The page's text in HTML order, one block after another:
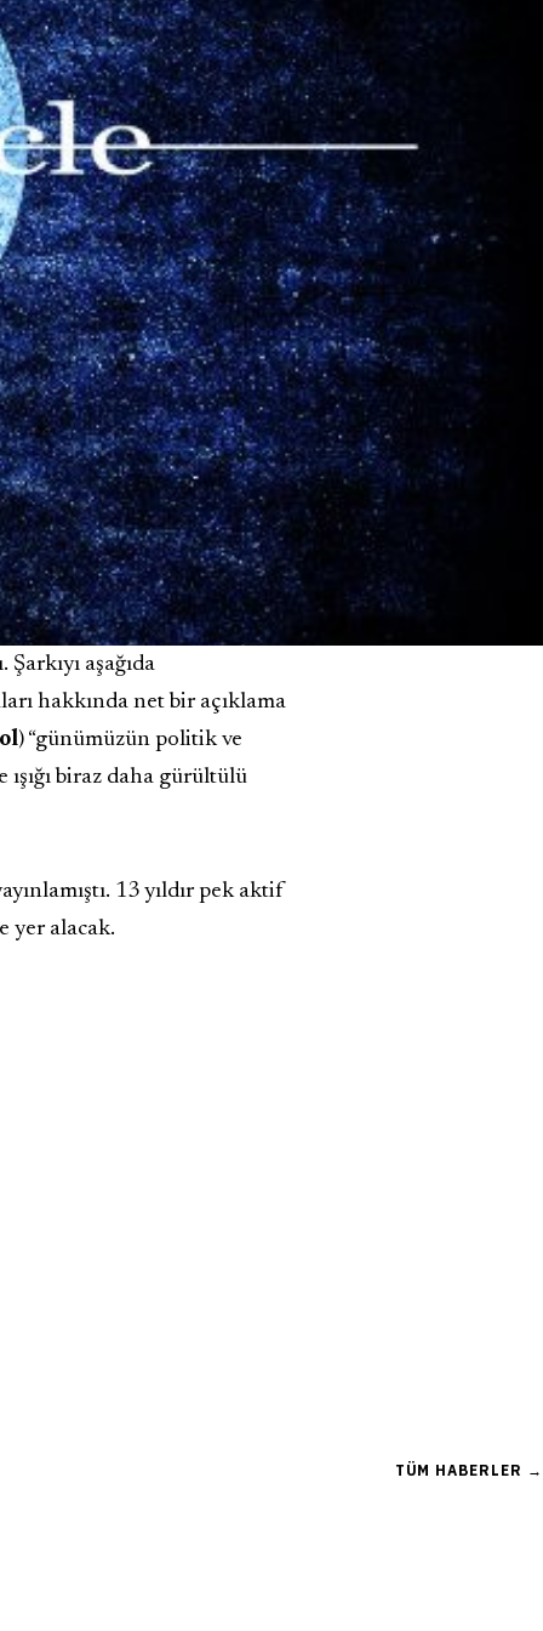
aşağıda
hakkında net bir açıklama
) “günümüzün politik ve
ışığı biraz daha gürültülü
13 yıldır pek aktif
yer alacak.
TÜM HABERLER →